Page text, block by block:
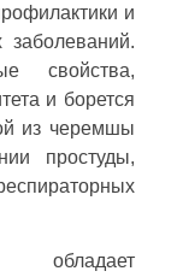
и
свойства,
и борется
из черемшы
простуды,